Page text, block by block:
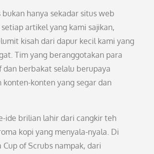
bukan hanya sekadar situs web
artikel yang kami sajikan,
kisah dari dapur kecil kami yang
Tim yang beranggotakan para
dan berbakat selalu berupaya
konten-konten yang segar dan
ide brilian lahir dari cangkir teh
kopi yang menyala-nyala. Di
Cup of Scrubs nampak, dari